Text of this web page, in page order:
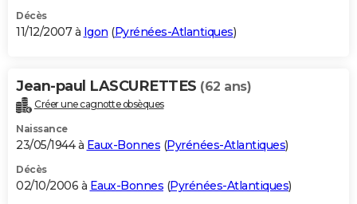
Décès
11/12/2007 à Igon (Pyrénées-Atlantiques)
Jean-paul LASCURETTES (62 ans)
Créer une cagnotte obsèques
Naissance
23/05/1944 à Eaux-Bonnes (Pyrénées-Atlantiques)
Décès
02/10/2006 à Eaux-Bonnes (Pyrénées-Atlantiques)